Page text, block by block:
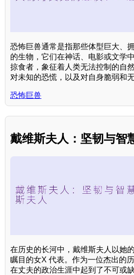
恐怖巨兽通常是指那些体型巨大、
的生物，它们在神话、电影或文学
掠食者，象征着人类无法控制的自
对未知的恐慌，以及对自身脆弱和
恐怖巨兽
戴维斯夫人：坚韧与智
在历史的长河中，戴维斯夫人以她
瞩目的女X 代表。作为一位杰出的
在丈夫的政治生涯中起到了不可或